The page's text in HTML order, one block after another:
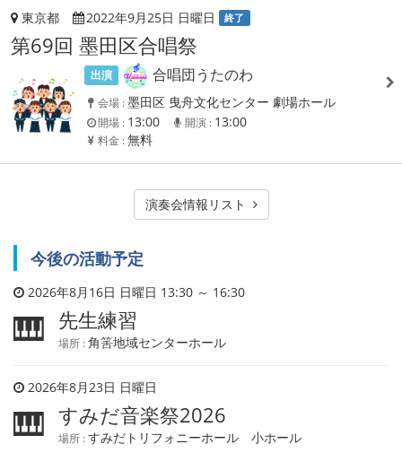
東京都 2022年9月25日 日曜日 終了
第69回 墨田区合唱祭
出演 合唱団うたのわ
会場 :墨田区 曳舟文化センター 劇場ホール
開場 : 13:00 開演 : 13:00
料金 :無料
演奏会情報リスト
今後の活動予定
2026年8月16日 日曜日 13:30 ～ 16:30
🎹 先生練習
場所 :角筈地域センターホール
2026年8月23日 日曜日
🎹 すみだ音楽祭2026
場所 :すみだトリフォニーホール 小ホール